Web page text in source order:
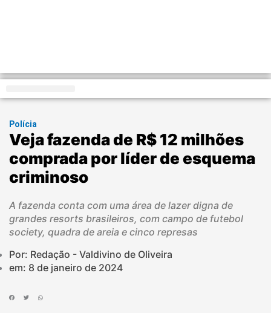
Polícia
Veja fazenda de R$ 12 milhões
comprada por líder de esquema
criminoso
A fazenda conta com uma área de lazer digna de
grandes resorts brasileiros, com campo de futebol
society, quadra de areia e cinco represas
Por: Redação - Valdivino de Oliveira
em: 8 de janeiro de 2024